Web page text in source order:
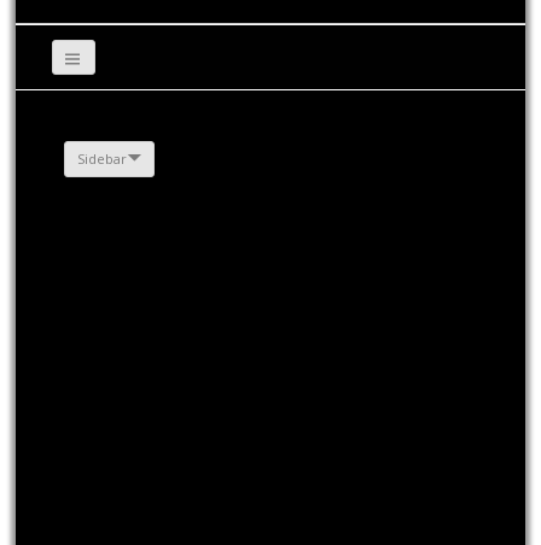
Sidebar